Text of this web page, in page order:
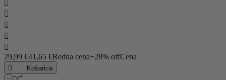





29,99 €41,65 €Redna cena−28% offCena
 Košarica